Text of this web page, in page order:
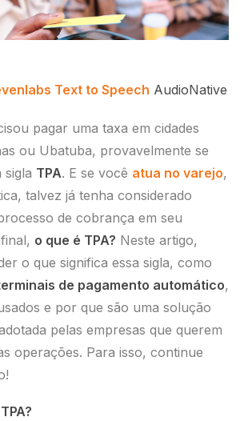
Text to Speech AudioNative
pagar uma taxa em cidades
ou Ubatuba, provavelmente se
sigla TPA. E se você atua no varejo,
talvez já tenha considerado
de cobrança em seu
o que é TPA? Neste artigo,
o que significa essa sigla, como
de pagamento automático,
e por que são uma solução
pelas empresas que querem
operações. Para isso, continue